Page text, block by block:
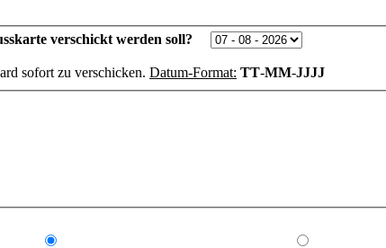
verschickt werden soll?
sofort zu verschicken. Datum-Format: TT-MM-JJJJ